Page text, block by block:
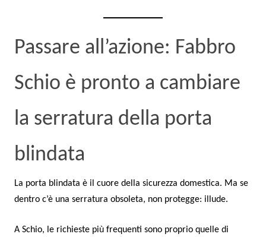
Passare all’azione: Fabbro
Schio è pronto a cambiare
la serratura della porta
blindata
La porta blindata è il cuore della sicurezza domestica. Ma se
dentro c’è una serratura obsoleta, non protegge: illude.
A Schio, le richieste più frequenti sono proprio quelle di